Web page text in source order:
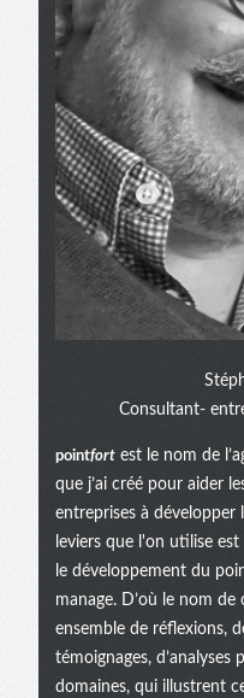
Consultant-
pointfort est le nom de
que j’ai créé pour aider
entreprises à développer
leviers que l'on utilise
le développement du
manage. D’où le nom
ensemble de réflexions,
témoignages, d’analyses
domaines, qui illustrent